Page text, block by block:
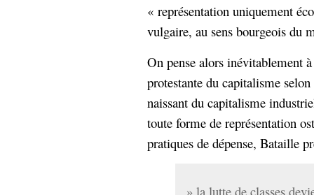
« représentation uniquement
vulgaire, au sens bourgeois du
On pense alors inévitablement
protestante du capitalisme
naissant du capitalisme
toute forme de représentation
pratiques de dépense, Bataille
» la lutte de classes